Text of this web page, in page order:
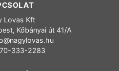
Lovas Kft
Kőbányai út 41/A
333-2283